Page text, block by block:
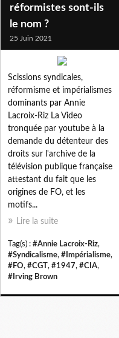
réformistes sont-ils
le nom ?
25 Juin 2021
Scissions syndicales,
réformisme et impérialismes
dominants par Annie
Lacroix-Riz La Video
tronquée par youtube à la
demande du détenteur des
droits sur l'archive de la
télévision publique française
attestant du fait que les
origines de FO, et les
motifs...
Lire la suite
Tag(s) : #Annie Lacroix-Riz,
#Syndicalisme, #Impérialisme,
#FO, #CGT, #1947, #CIA,
#Irving Brown